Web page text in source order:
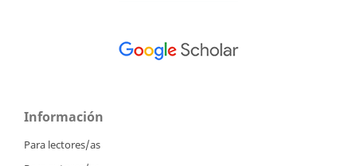
Información
Para lectores/as